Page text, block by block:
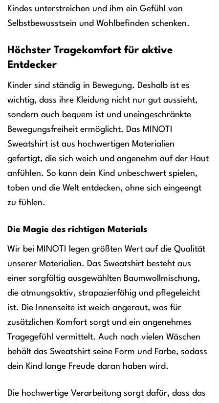
Kindes unterstreichen und ihm ein Gefühl von
Selbstbewusstsein und Wohlbefinden schenken.
Höchster Tragekomfort für aktive
Entdecker
Kinder sind ständig in Bewegung. Deshalb ist es
wichtig, dass ihre Kleidung nicht nur gut aussieht,
sondern auch bequem ist und uneingeschränkte
Bewegungsfreiheit ermöglicht. Das MINOTI
Sweatshirt ist aus hochwertigen Materialien
gefertigt, die sich weich und angenehm auf der Haut
anfühlen. So kann dein Kind unbeschwert spielen,
toben und die Welt entdecken, ohne sich eingeengt
zu fühlen.
Die Magie des richtigen Materials
Wir bei MINOTI legen größten Wert auf die Qualität
unserer Materialien. Das Sweatshirt besteht aus
einer sorgfältig ausgewählten Baumwollmischung,
die atmungsaktiv, strapazierfähig und pflegeleicht
ist. Die Innenseite ist weich angeraut, was für
zusätzlichen Komfort sorgt und ein angenehmes
Tragegefühl vermittelt. Auch nach vielen Wäschen
behält das Sweatshirt seine Form und Farbe, sodass
dein Kind lange Freude daran haben wird.
Die hochwertige Verarbeitung sorgt dafür, dass das